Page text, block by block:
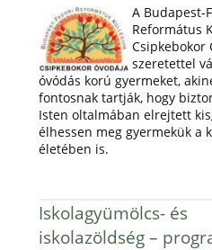
A Budapest-
Református
Csipkebokor
szeretettel
óvódás korú gyermeket,
fontosnak tartják, hogy
Isten oltalmában elrejtett
élhessen meg gyermekük a
életében is.
Iskolagyümölcs- és
iskolazöldség –